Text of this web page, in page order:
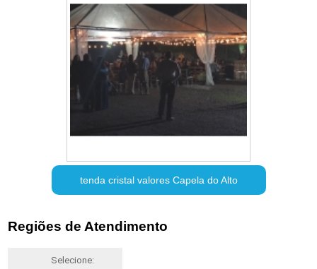
tenda cristal valores Capela do Alto
Regiões de Atendimento
Selecione: